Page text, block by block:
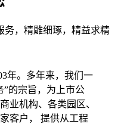
务，精雕细琢，精益求精
。多年来，我们一
”的宗旨，为上市公
业机构、各类园区、
客户， 提供从工程